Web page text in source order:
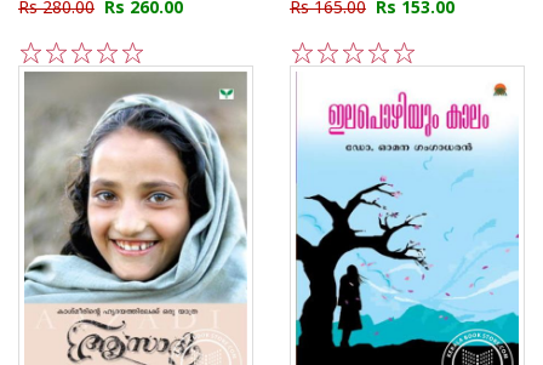
Rs 280.00 Rs 260.00
5
4
3
2
1
Rs 165.00 Rs 153.00
1